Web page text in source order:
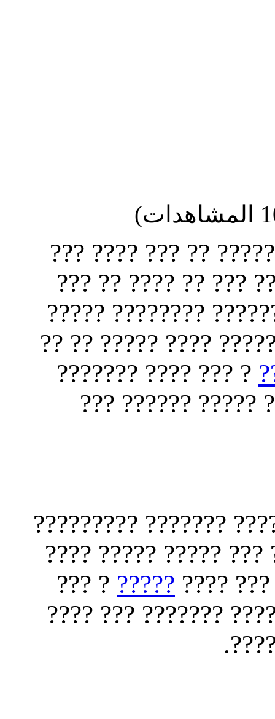
?? ????? ?????? ??
???? ?????????
?? ??? ????? ????
????? ?????? ????
? ??? ???? ???????
?? ??? ??????
?? ?? ??? ?????
?? ????? ???? ?
????
?????
? ???
????? ?????? ??????